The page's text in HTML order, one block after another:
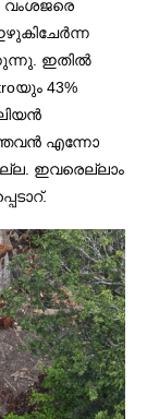
ഇതില്‍
43%
എന്നോ
ഇവരെല്ലാം